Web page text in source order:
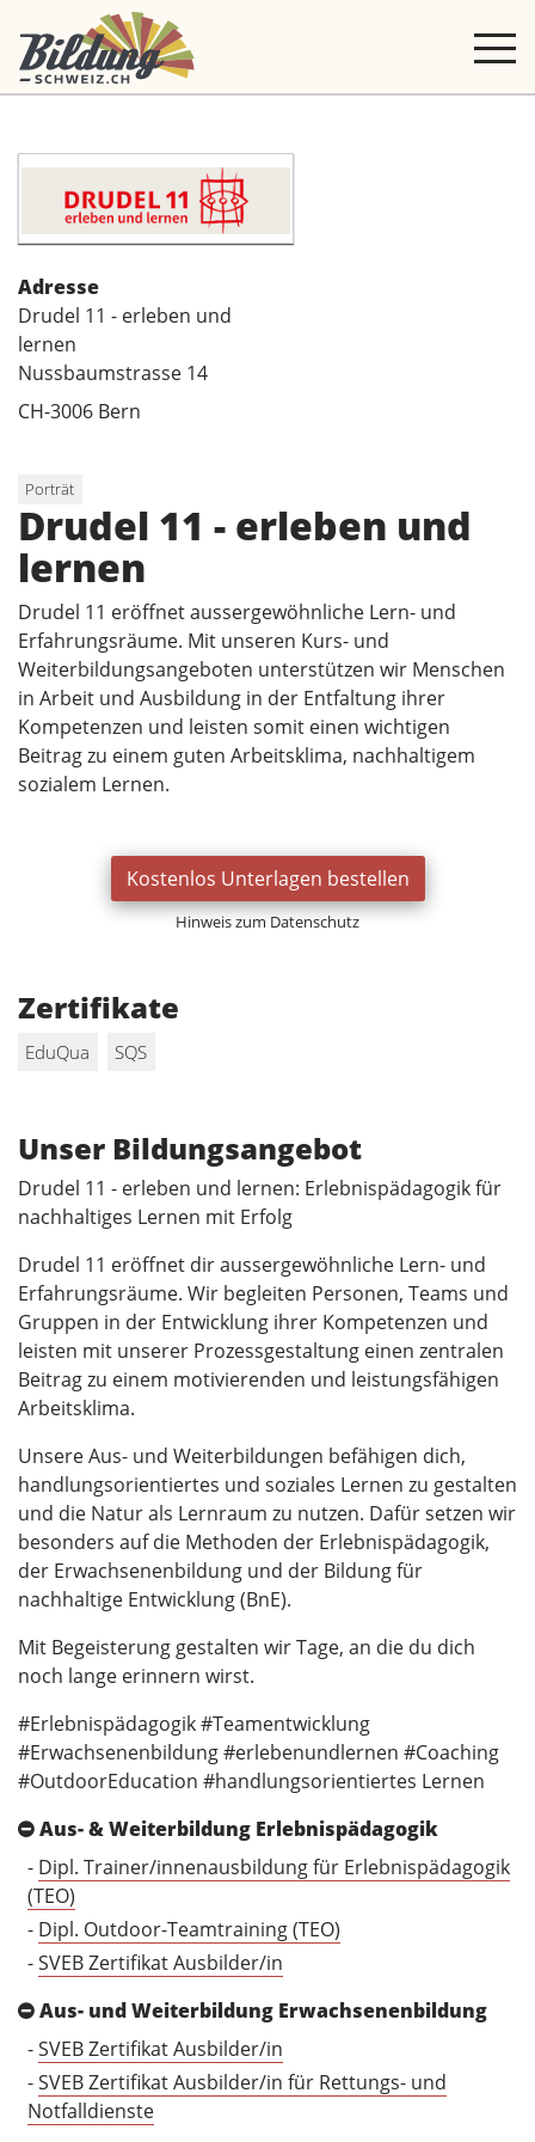
Adresse
Drudel 11 - erleben und
lernen
Nussbaumstrasse 14
CH-3006 Bern
Porträt
Drudel 11 - erleben und
lernen
Drudel 11 eröffnet aussergewöhnliche Lern- und
Erfahrungsräume. Mit unseren Kurs- und
Weiterbildungsangeboten unterstützen wir Menschen
in Arbeit und Ausbildung in der Entfaltung ihrer
Kompetenzen und leisten somit einen wichtigen
Beitrag zu einem guten Arbeitsklima, nachhaltigem
sozialem Lernen.
Kostenlos Unterlagen bestellen
Hinweis zum Datenschutz
Zertifikate
EduQua SQS
Unser Bildungsangebot
Drudel 11 - erleben und lernen: Erlebnispädagogik für
nachhaltiges Lernen mit Erfolg
Drudel 11 eröffnet dir aussergewöhnliche Lern- und
Erfahrungsräume. Wir begleiten Personen, Teams und
Gruppen in der Entwicklung ihrer Kompetenzen und
leisten mit unserer Prozessgestaltung einen zentralen
Beitrag zu einem motivierenden und leistungsfähigen
Arbeitsklima.
Unsere Aus- und Weiterbildungen befähigen dich,
handlungsorientiertes und soziales Lernen zu gestalten
und die Natur als Lernraum zu nutzen. Dafür setzen wir
besonders auf die Methoden der Erlebnispädagogik,
der Erwachsenenbildung und der Bildung für
nachhaltige Entwicklung (BnE).
Mit Begeisterung gestalten wir Tage, an die du dich
noch lange erinnern wirst.
#Erlebnispädagogik #Teamentwicklung
#Erwachsenenbildung #erlebenundlernen #Coaching
#OutdoorEducation #handlungsorientiertes Lernen
Aus- & Weiterbildung Erlebnispädagogik
- Dipl. Trainer/innenausbildung für Erlebnispädagogik
(TEO)
- Dipl. Outdoor-Teamtraining (TEO)
-SVEB Zertifikat Ausbilder/in
Aus- und Weiterbildung Erwachsenenbildung
-SVEB Zertifikat Ausbilder/in
-SVEB Zertifikat Ausbilder/in für Rettungs- und
Notfalldienste